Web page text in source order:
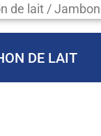
de lait / Jambon
DE LAIT